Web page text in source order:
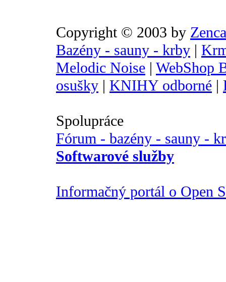
Copyright © 2003 by
Bazény - sauny - krby |
Melodic Noise | WebShop
osušky | KNIHY odborné |
Spolupráce
Fórum - bazény - sauny -
Softwarové služby
Informačný portál o Open